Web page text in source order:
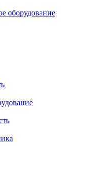
оборудование